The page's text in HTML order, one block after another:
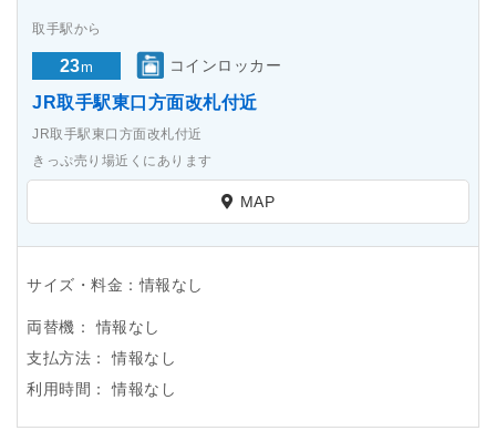
取手駅から
23m コインロッカー
JR取手駅東口方面改札付近
JR取手駅東口方面改札付近
きっぷ売り場近くにあります
MAP
サイズ・料金：情報なし
両替機：
情報なし
支払方法：
情報なし
利用時間：
情報なし